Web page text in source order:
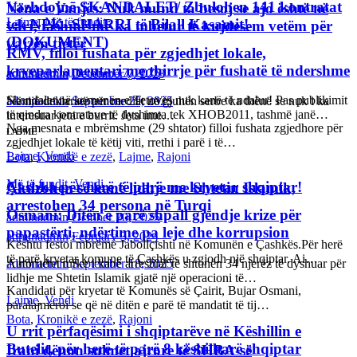
Lajme,Më të fundit
RMV, filloi fushata për zgjedhjet lokale,
kryeparlamentari me thirrje për fushatë të ndershme
adminadmin September 29, 2025
Nga mesnata e mbrëmshme (29 shtator) filloi fushata zgjedhore për
zgjedhjet lokale të këtij viti, rrethi i parë i të…
Më të fundit,Vendi
Osmani: Ditën e parë shpall gjendje krize për
papastërti, ndërtime pa leje dhe korrupsion
adminadmin September 18, 2025
Kandidati për kryetar të Komunës së Çairit, Bujar Osmani,
paralajmëroi se që në ditën e parë të mandatit të tij…
Nëna e Vanjës: Nuk mund ta besoj se ajo është në
varr, tashmë më ka mbetur të kujdesem vetëm për
vajzën tjetër
adminadmin December 7, 2023
Në një deklaratë për mediat në gjuhën serbe ka thënë se nuk i ka
interesuar jeta e burrit. Jeta ime…
Bota,Kronikë e zezë, Lajme, Rajoni
Akuzohen se kanë lidhje me Shtetin Islamik,
arrestohen 34 persona në Turqi
adminadmin February 3, 2024
Autoritetet turke i kanë arrestuar të shtunën 34 njerëz të dyshuar për
lidhje me Shtetin Islamik gjatë një operacioni të…
Bota, Kronikë e zezë, Rajoni
Irani dënon sulmet ajrore të SHBA-së
LAJME
Vazhdojnē SKANDALET/ Zbulohen 141 kontratat
tek NPK- SHARRI të Bilall Kasamit!
(DOKUMENT)
adminadmin October 17, 2025
Skandalet në komunën e Tetovës nuk kanë të ndalur! Pas publikimit
të qindra kontratave të dyshimta tek XHOB2011, tashmë janë…
Lajme,Vendi
Çashka për herë të parë me kryetar shqiptar!
adminadmin October 20, 2025
Kështu festoi mbrëmë Jabollçishti në Komunën e Çashkës.Për herë
të parë kryetar komune të Çashkës u zgjodh një shqiptar. Ai…
Lajme,Vendi
U rrit përfaqësimi i shqiptarëve në Këshillin e
Butelit, për herë të parë 8 këshilltarë shqiptar